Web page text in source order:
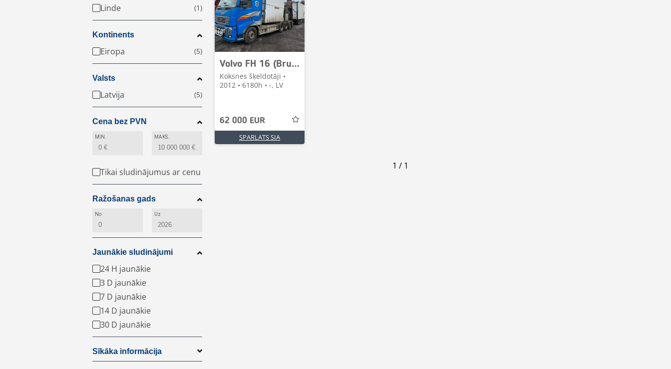
Linde
Kontinents
Eiropa
Valsts
Latvija
Cena bez PVN
MIN. MAKS.
Tikai sludinājumus ar cenu
Ražošanas gads
No Uz
Jaunākie sludinājumi
24 H jaunākie
3 D jaunākie
7 D jaunākie
14 D jaunākie
30 D jaunākie
Sīkāka informācija
Volvo FH 16 (Bruks 805.2)
Koksnes šķeldotāji •
2012 • 6180h • -, LV
62 000 EUR
SPARLATS SIA
1 / 1